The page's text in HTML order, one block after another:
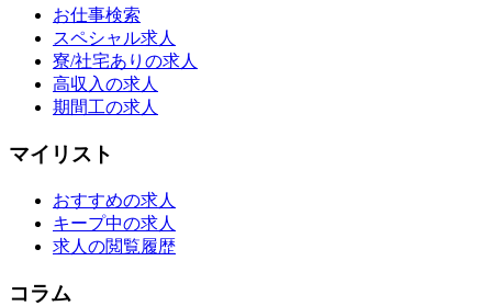
お仕事検索
スペシャル求人
寮/社宅ありの求人
高収入の求人
期間工の求人
マイリスト
おすすめの求人
キープ中の求人
求人の閲覧履歴
コラム